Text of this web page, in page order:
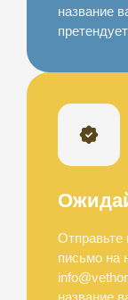
название
Отправьте
письмо на
название